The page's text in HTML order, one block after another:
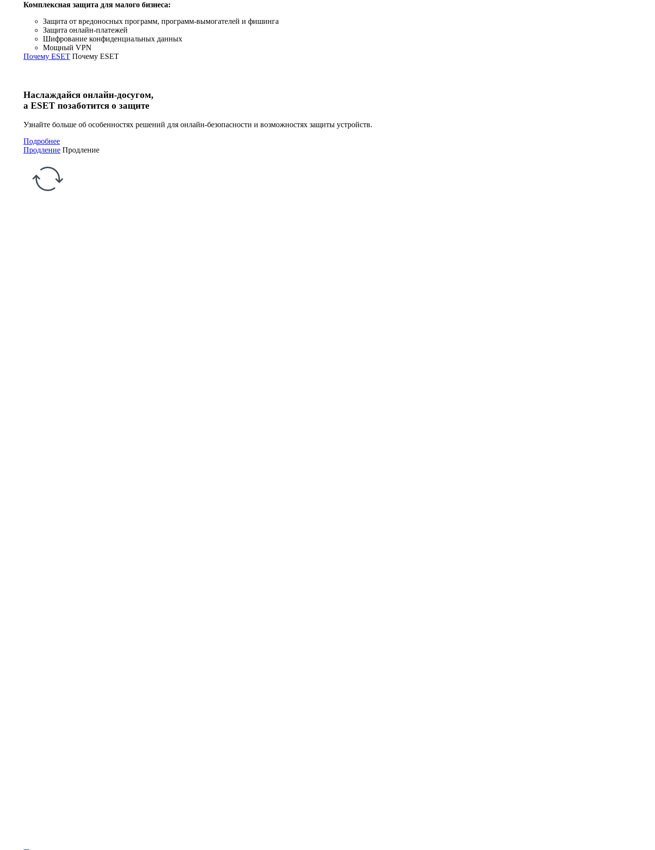
Комплексная защита для малого бизнеса:
Защита от вредоносных программ, программ-вымогателей и фишинга​
Защита онлайн-платежей ​
Шифрование конфиденциальных данных ​
Мощный VPN
Почему ESET Почему ESET
Наслаждайся онлайн-досугом,
а ESET позаботится о защите
Узнайте больше об особенностях решений для онлайн-безопасности и возможностях защиты устройств.
Подробнее
Продление Продление